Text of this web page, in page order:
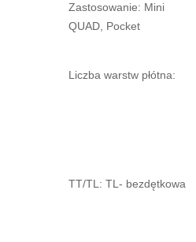
Zastosowanie: Mini
QUAD, Pocket
Liczba warstw płótna:
TT/TL: TL- bezdętkowa